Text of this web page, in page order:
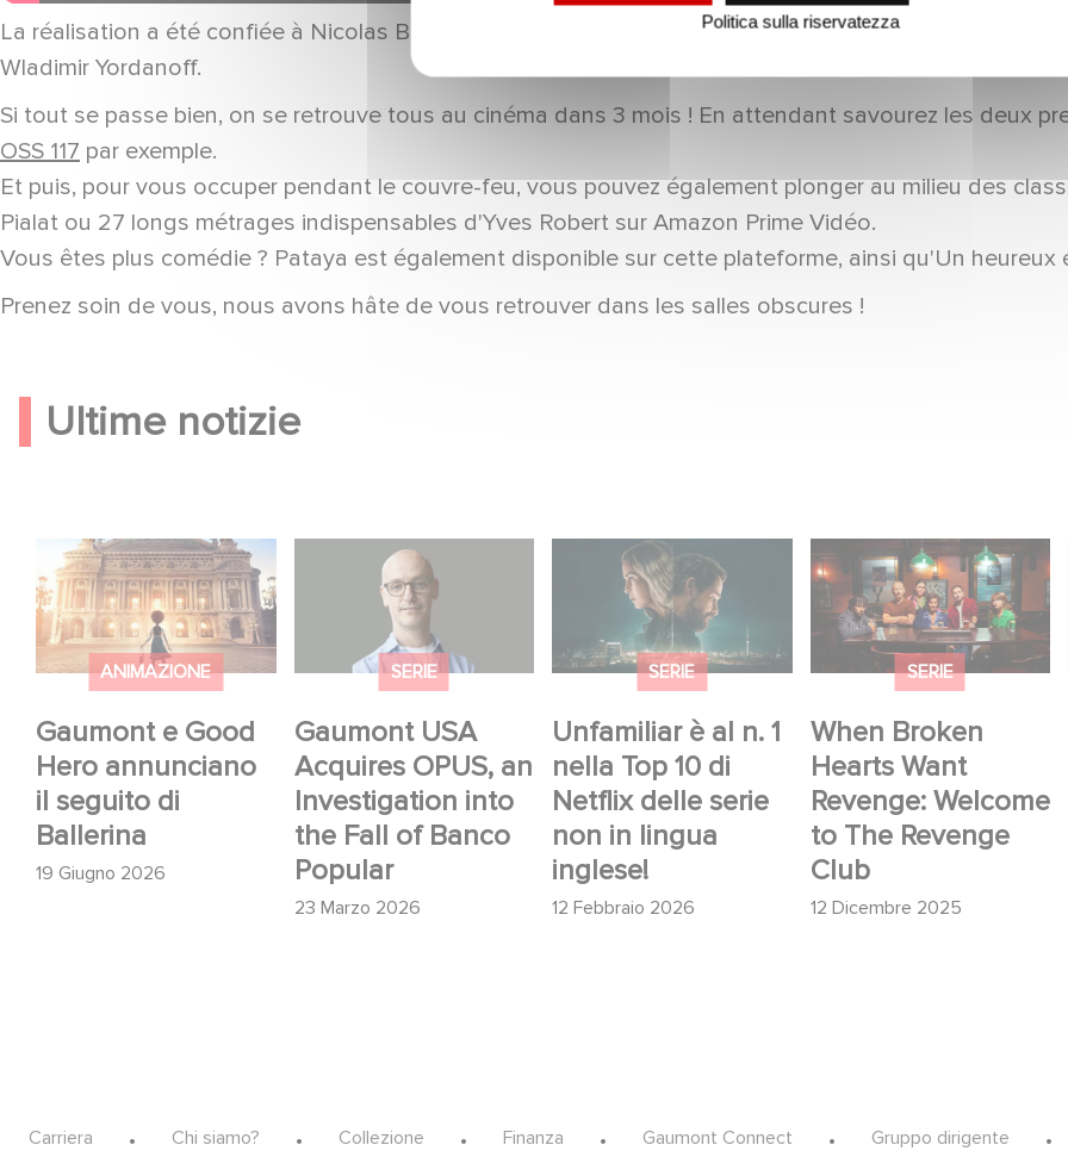
La réalisation a été confiée à Nicolas Bedos et autour de l'irremplaçable Jean Dujardin, vous
Wladimir Yordanoff.
Si tout se passe bien, on se retrouve tous au cinéma dans 3 mois ! En attendant savourez les deux
OSS 117 par exemple.
Et puis, pour vous occuper pendant le couvre-feu, vous pouvez également plonger au milieu des
Pialat ou 27 longs métrages indispensables d'Yves Robert sur Amazon Prime Vidéo.
Vous êtes plus comédie ? Pataya est également disponible sur cette plateforme, ainsi qu'Un heureux
Prenez soin de vous, nous avons hâte de vous retrouver dans les salles obscures !
Ultime notizie
ANIMAZIONE
Gaumont e Good
Hero annunciano
il seguito di
Ballerina
19 Giugno 2026
Gaumont e Good
Hero annunciano il
seguito di Ballerina
SERIE
Gaumont USA
Acquires OPUS, an
Investigation into
the Fall of Banco
Popular
23 Marzo 2026
Gaumont USA
Acquires OPUS, an
Investigation into the
Fall of Banco Popular
SERIE
Unfamiliar è al n. 1
nella Top 10 di
Netflix delle serie
non in lingua
inglese!
12 Febbraio 2026
Unfamiliar è al n. 1
nella Top 10 di Netflix
delle serie non in
lingua inglese!
SERIE
When Broken
Hearts Want
Revenge: Welcome
to The Revenge
Club
12 Dicembre 2025
When Broken Hearts
Want Revenge:
Welcome to The
Revenge Club
Footer
Carriera Chi siamo? Collezione Finanza Gaumont Connect Gruppo dirigente
Politica sulla riservatezza